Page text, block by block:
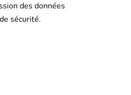
des données
sécurité.